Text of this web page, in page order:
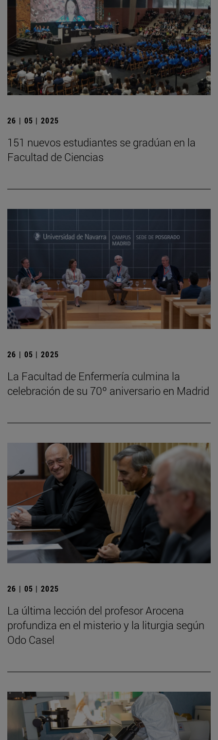
26 | 05 | 2025
151 nuevos estudiantes se gradúan en la
Facultad de Ciencias
26 | 05 | 2025
La Facultad de Enfermería culmina la
celebración de su 70º aniversario en Madrid
26 | 05 | 2025
La última lección del profesor Arocena
profundiza en el misterio y la liturgia según
Odo Casel